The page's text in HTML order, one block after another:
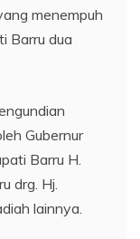
menempuh
Barru dua
Gubernur
Barru H.
drg. Hj.
lainnya.